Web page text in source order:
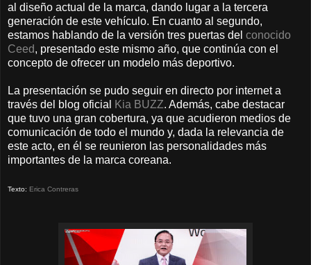
al diseño actual de la marca, dando lugar a la tercera
generación de este vehículo. En cuanto al segundo,
estamos hablando de la versión tres puertas del conocido
Ceed, presentado este mismo año, que continúa con el
concepto de ofrecer un modelo más deportivo.
La presentación se pudo seguir en directo por internet a
través del blog oficial
Kia BUZZ. Además, cabe destacar
que tuvo una gran cobertura, ya que acudieron medios de
comunicación de todo el mundo y, dada la relevancia de
este acto, en él se reunieron las personalidades más
importantes de la marca coreana.
Texto: Erica Contreras